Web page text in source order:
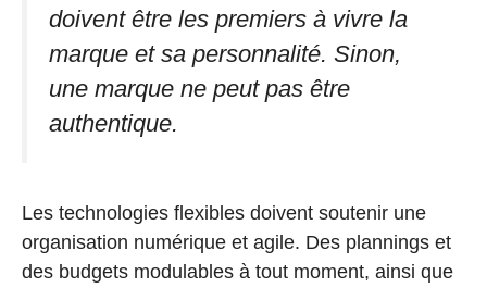
doivent être les premiers à vivre la
marque et sa personnalité. Sinon,
une marque ne peut pas être
authentique.
Les technologies flexibles doivent soutenir une
organisation numérique et agile. Des plannings et
des budgets modulables à tout moment, ainsi que